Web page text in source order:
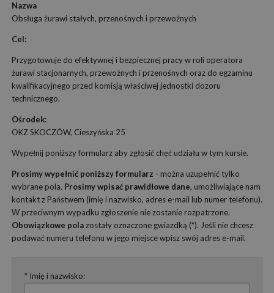
Nazwa
Obsługa żurawi stałych, przenośnych i przewoźnych
Cel:
Przygotowuje do efektywnej i bezpiecznej pracy w roli operatora
żurawi stacjonarnych, przewoźnych i przenośnych oraz do egzaminu
kwalifikacyjnego przed komisją właściwej jednostki dozoru
technicznego.
Ośrodek:
OKZ SKOCZÓW, Cieszyńska 25
Wypełnij poniższy formularz aby zgłosić chęć udziału w tym kursie.
Prosimy wypełnić poniższy formularz - można uzupełnić tylko
wybrane pola. Prosimy wpisać prawidłowe dane, umożliwiające nam
kontakt z Państwem (imię i nazwisko, adres e-mail lub numer telefonu).
W przeciwnym wypadku zgłoszenie nie zostanie rozpatrzone.
Obowiązkowe polazostały oznaczone gwiazdką (*). Jeśli nie chcesz
podawać numeru telefonu w jego miejsce wpisz swój adres e-mail.
* Imię i nazwisko: